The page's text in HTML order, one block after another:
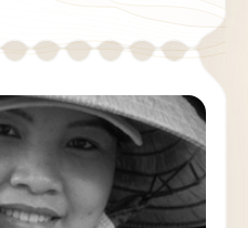
Urlaubsziele.
nur begeistert. Ihr
Frau Cao Nguyen)
Programm
Fahrer und Guides
informativ und